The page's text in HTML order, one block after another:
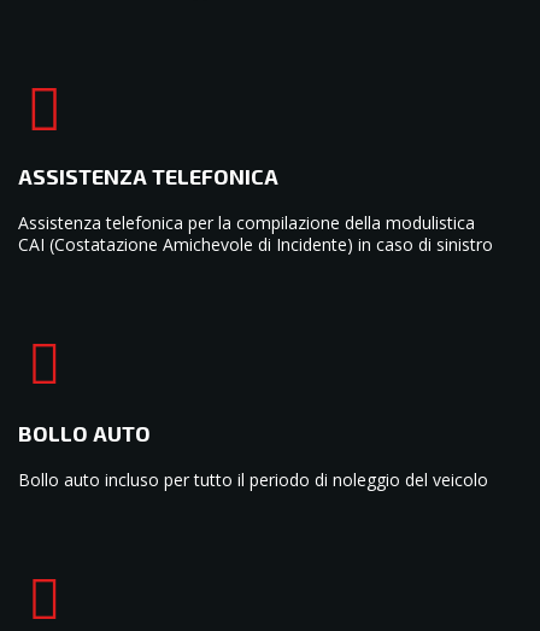
ASSISTENZA TELEFONICA
Assistenza telefonica per la compilazione della modulistica
CAI (Costatazione Amichevole di Incidente) in caso di sinistro
BOLLO AUTO
Bollo auto incluso per tutto il periodo di noleggio del veicolo